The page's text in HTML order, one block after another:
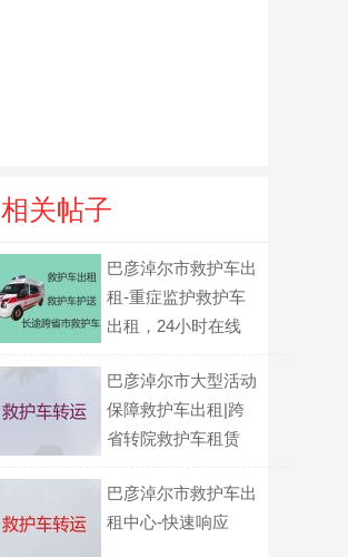
相关帖子
巴彦淖尔市救护车出
租-重症监护救护车
出租，24小时在线
巴彦淖尔市大型活动
保障救护车出租|跨
省转院救护车租赁
巴彦淖尔市救护车出
租中心-快速响应